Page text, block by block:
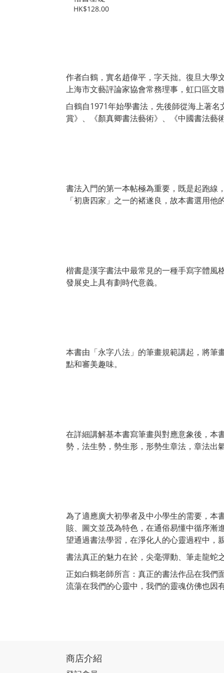
HK$128.00
作者白鶴，實名趙偉平，字天拙。復旦大學
上海市文藝評論家協會常務理事，虹口區文
白鶴自1971年始學書法，先後師從海上著
賞》、《顏真卿書法藝術》、《中國書法藝
書法入門的第一本帖極為重要，既是起跑線
「初唐四家」之一的褚遂良，故本書選用
楷書是漢字書法中最常見的一種手寫字體風
發展史上具有劃時代意義。
本書由「永字八法」的筆畫規範講起，將筆
點和審美趣味。
在詳細講解基本書寫筆畫與對應意象後，本
勢，法生勢，勢生形，形勢生章法，章法出
為了適應廣大初學者及中小學生的需要，本
賅、圖文並茂為特色，在通俗易懂中循序漸
望通過書法學習，在淨化人的心靈過程中，
書法真正的魅力在於，尖毫彈動、筆走龍蛇
正如白鶴老師所言：真正的書法作品在我
流蕩在我們的心靈中，我們的靈魂仿佛也因
商店介紹